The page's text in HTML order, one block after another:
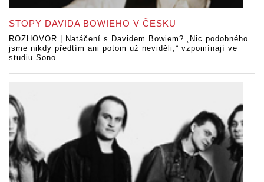
STOPY DAVIDA BOWIEHO V ČESKU
ROZHOVOR | Natáčení s Davidem Bowiem? „Nic podobného
jsme nikdy předtím ani potom už neviděli,“ vzpomínají ve
studiu Sono